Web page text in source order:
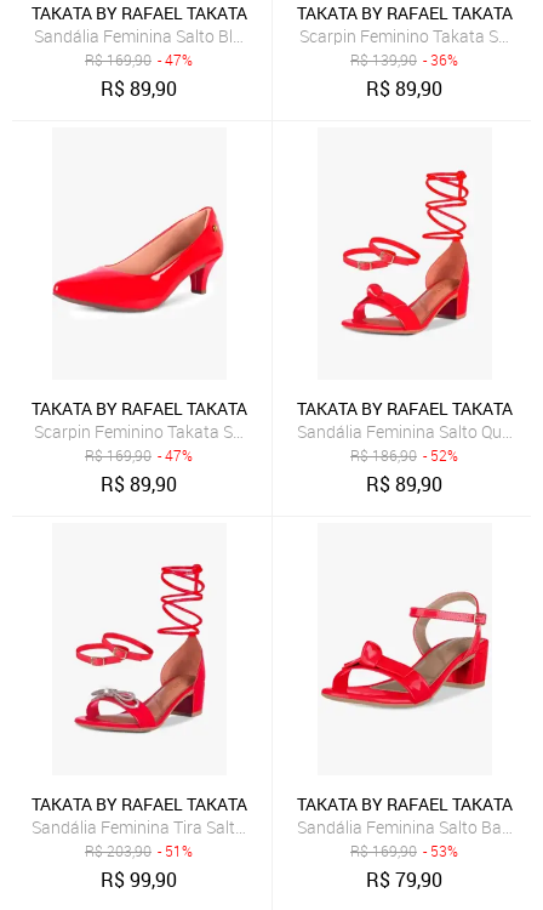
TAKATA BY RAFAEL TAKATA
Sandália Feminina Salto Bloco Baixo Enfeite Metal Dourado
R$169,90 - 47%
R$89,90
TAKATA BY RAFAEL TAKATA
Scarpin Feminino Takata Salto
R$139,90 - 36%
R$89,90
TAKATA BY RAFAEL TAKATA
Scarpin Feminino Takata Salto Baixo Fino Clássico Casual Bico
R$169,90 - 47%
R$89,90
TAKATA BY RAFAEL TAKATA
Sandália Feminina Salto
R$186,90 - 52%
R$89,90
TAKATA BY RAFAEL TAKATA
Sandália Feminina Tira Salto Quadrado Baixo Laço Cristal Vermelho
R$203,90 - 51%
R$99,90
TAKATA BY RAFAEL TAKATA
Sandália Feminina Salto Baixo
R$169,90 - 53%
R$79,90